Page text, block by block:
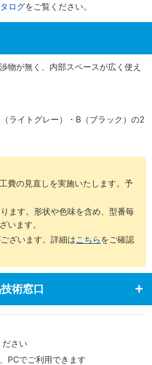
ログをご覧ください。
物が無く、内部スペースが広く使え
ライトグレー）・B（ブラック）の2
基板や基板取付け用部品等、オプシ
っております（オプション部品は別
込式です。
に最適。
費の見直しを実施いたします。予
ます。形状や色味を含め、型番毎
います。
ざいます。詳細はこちらをご確認
術窓口
ださい
PCでご利用できます